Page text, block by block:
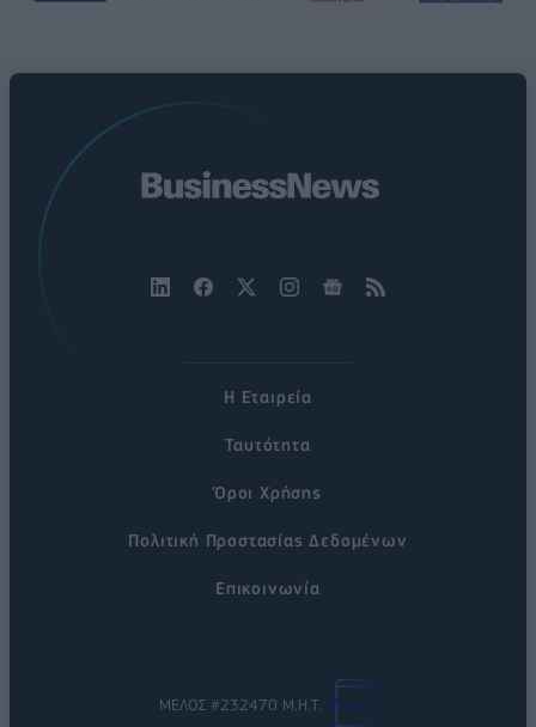
Η Εταιρεία
Ταυτότητα
Όροι Χρήσης
Πολιτική Προστασίας Δεδομένων
Επικοινωνία
ΜΕΛΟΣ #232470 Μ.Η.Τ.